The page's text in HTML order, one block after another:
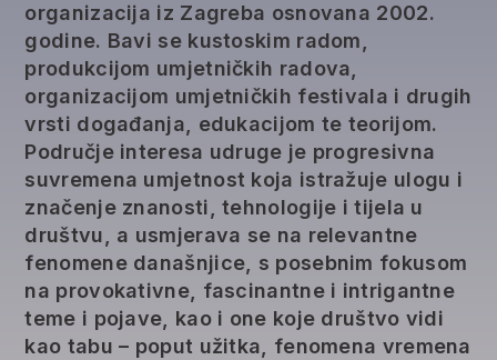
organizacija iz Zagreba osnovana 2002.
godine. Bavi se kustoskim radom,
produkcijom umjetničkih radova,
organizacijom umjetničkih festivala i drugih
vrsti događanja, edukacijom te teorijom.
Područje interesa udruge je progresivna
suvremena umjetnost koja istražuje ulogu i
značenje znanosti, tehnologije i tijela u
društvu, a usmjerava se na relevantne
fenomene današnjice, s posebnim fokusom
na provokativne, fascinantne i intrigantne
teme i pojave, kao i one koje društvo vidi
kao tabu – poput užitka, fenomena vremena